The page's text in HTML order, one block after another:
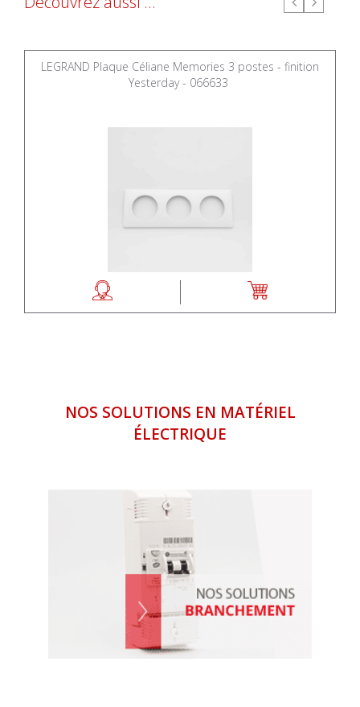
LEGRAND Plaque Céliane Memories 3 postes - finition
Yesterday - 066633
NOS SOLUTIONS EN MATÉRIEL
ÉLECTRIQUE